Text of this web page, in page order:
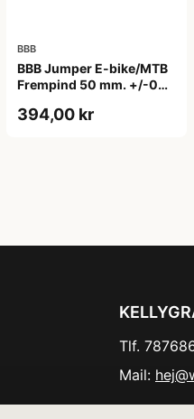
BBB
BBB Jumper E-bike/MTB
Frempind 50 mm. +/-0
394,00 kr
Tlf.
Mail: